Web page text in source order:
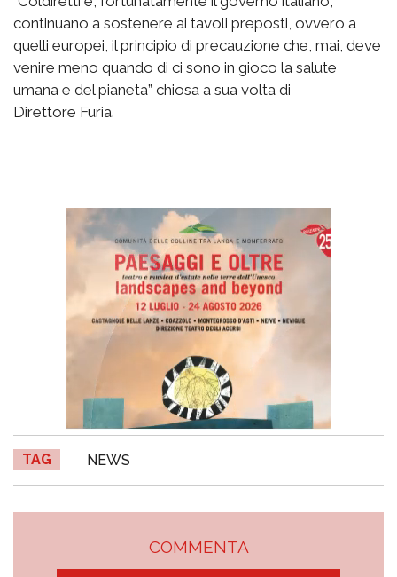
continuano a sostenere ai tavoli preposti, ovvero a
quelli europei, il principio di precauzione che, mai, deve
venire meno quando di ci sono in gioco la salute
umana e del pianeta” chiosa a sua volta di
Direttore Furia.
TAG NEWS
COMMENTA